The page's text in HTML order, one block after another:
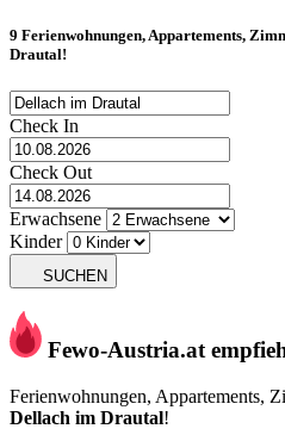
9 Ferienwohnungen, Appartements,
Drautal!
Check In
Check Out
Erwachsene
Kinder
SUCHEN
Fewo-Austria.at
Ferienwohnungen, Appartements,
Dellach im Drautal!